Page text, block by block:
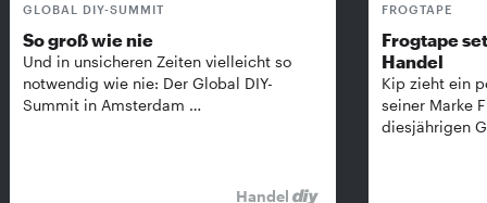
GLOBAL DIY-SUMMIT
So groß wie nie
Und in unsicheren Zeiten vielleicht so
notwendig wie nie: Der Global DIY-
Summit in Amsterdam …
Handel
FROGTAPE
Frogtape
Handel
Kip zieht ein
seiner Marke
diesjährigen